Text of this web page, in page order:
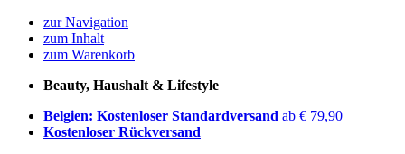
zur Navigation
zum Inhalt
zum Warenkorb
Beauty, Haushalt & Lifestyle
Belgien: Kostenloser Standardversand ab € 79,90
Kostenloser Rückversand